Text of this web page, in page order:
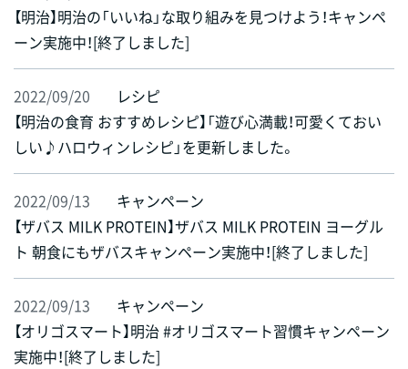
【明治】明治の「いいね」な取り組みを見つけよう！キャンペ
ーン実施中！[終了しました]
2022/09/20
レシピ
【明治の食育 おすすめレシピ】「遊び心満載！可愛くておい
しい♪ハロウィンレシピ」を更新しました。
2022/09/13
キャンペーン
【ザバス MILK PROTEIN】ザバス MILK PROTEIN ヨーグル
ト 朝食にもザバスキャンペーン実施中！[終了しました]
2022/09/13
キャンペーン
【オリゴスマート】明治 #オリゴスマート習慣キャンペーン
実施中！[終了しました]